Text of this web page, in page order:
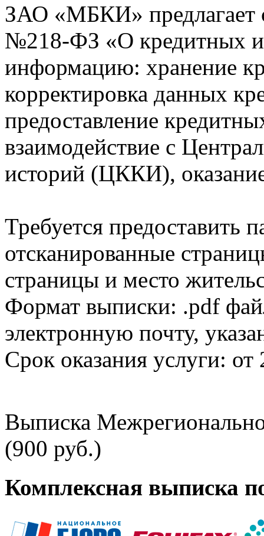
ЗАО «МБКИ» предлагает
№218-ФЗ «О кредитных
информацию: хранение
корректировка данных
предоставление
взаимодействие с
историй (ЦККИ),
Требуется предоставить
отсканированные
страницы и место
Формат выписки: .pdf
электронную почту,
Срок оказания услуги: от
Выписка
(900 руб.)
Комплексная выписка